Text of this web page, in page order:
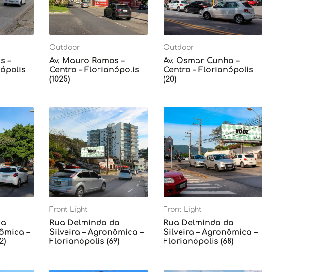
–
Outdoor
Av. Mauro Ramos –
Centro – Florianópolis
(1025)
Outdoor
Av. Osmar Cunha –
Centro – Florianópolis
(20)
–
Front Light
Rua Delminda da
Silveira – Agronômica –
Florianópolis (69)
Front Light
Rua Delminda da
Silveira – Agronômica –
Florianópolis (68)